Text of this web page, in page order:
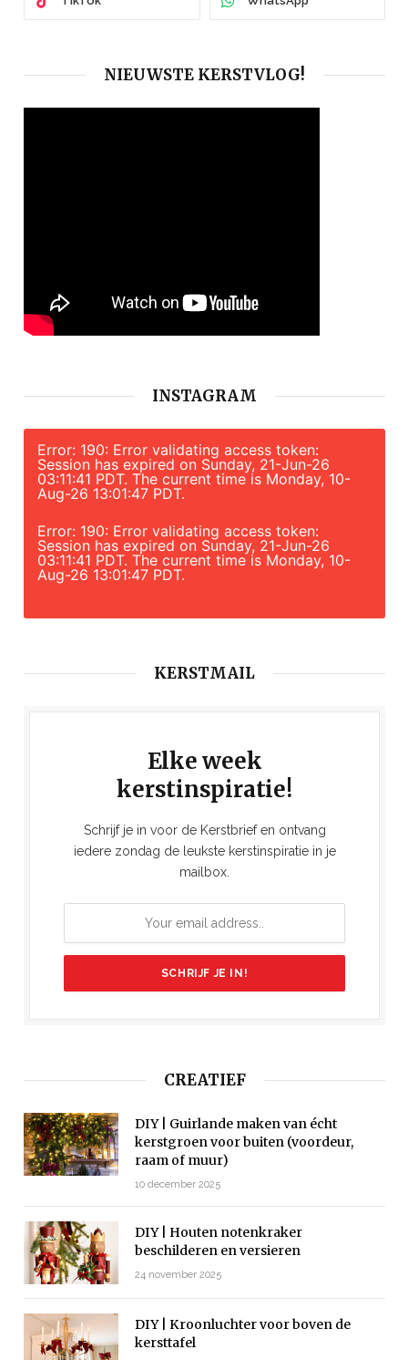
NIEUWSTE KERSTVLOG!
INSTAGRAM
Error: 190: Error validating access token:
Session has expired on Sunday, 21-Jun-26
03:11:41 PDT. The current time is Monday, 10-
Aug-26 13:01:47 PDT.
Error: 190: Error validating access token:
Session has expired on Sunday, 21-Jun-26
03:11:41 PDT. The current time is Monday, 10-
Aug-26 13:01:47 PDT.
KERSTMAIL
Elke week
kerstinspiratie!
Schrijf je in voor de Kerstbrief en ontvang
iedere zondag de leukste kerstinspiratie in je
mailbox.
CREATIEF
DIY | Guirlande maken van écht
kerstgroen voor buiten (voordeur,
raam of muur)
10 december 2025
DIY | Houten notenkraker
beschilderen en versieren
24 november 2025
DIY | Kroonluchter voor boven de
kersttafel